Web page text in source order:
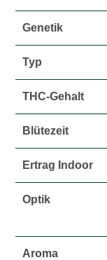
Genetik
Typ
THC-Gehalt
Blütezeit
Ertrag Indoor
Optik
Aroma